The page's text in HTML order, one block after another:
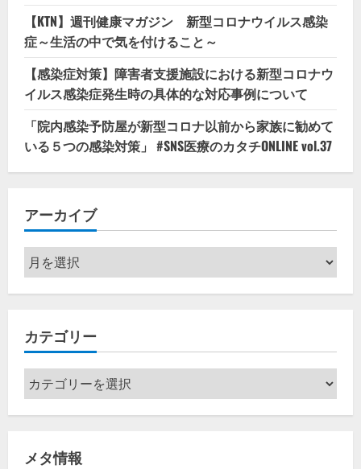
【KTN】週刊健康マガジン 新型コロナウイルス感染
症～生活の中で気を付けること～
【感染症対策】障害者支援施設における新型コロナウ
イルス感染症発生時の具体的な対応事例について
「院内感染予防屋が新型コロナ以前から家族に勧めて
いる５つの感染対策」 #SNS医療のカタチONLINE vol.37
アーカイブ
ア
ー
カ
ブ
カテゴリー
カ
テ
ゴ
ー
メタ情報